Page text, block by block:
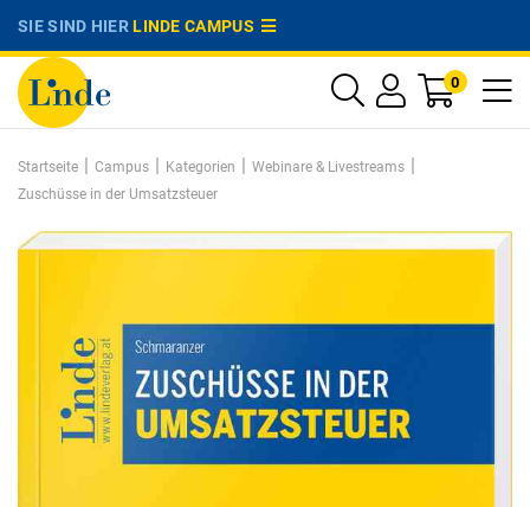
SIE SIND HIERLINDE CAMPUS
0
Startseite | Campus | Kategorien | Webinare & Livestreams |
Zuschüsse in der Umsatzsteuer